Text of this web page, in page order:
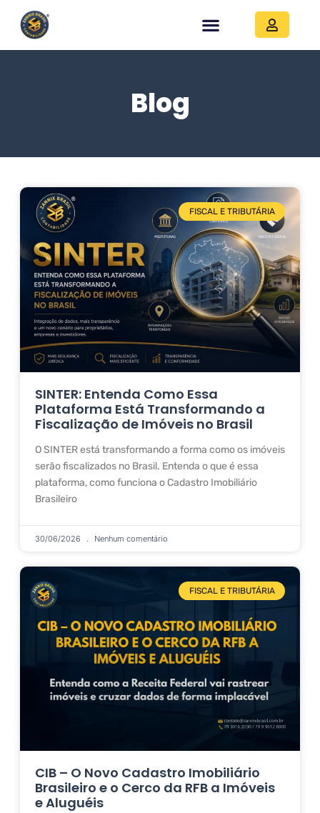
Blog
FISCAL E TRIBUTÁRIA
SINTER: Entenda Como Essa
Plataforma Está Transformando a
Fiscalização de Imóveis no Brasil
O SINTER está transformando a forma como os imóveis
serão fiscalizados no Brasil. Entenda o que é essa
plataforma, como funciona o Cadastro Imobiliário
Brasileiro
30/06/2026 Nenhum comentário
FISCAL E TRIBUTÁRIA
CIB – O Novo Cadastro Imobiliário
Brasileiro e o Cerco da RFB a Imóveis
e Aluguéis